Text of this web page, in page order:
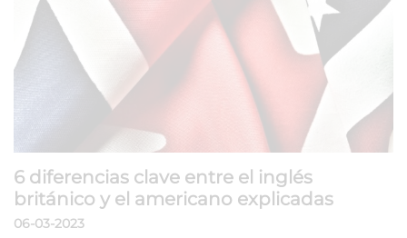
6 diferencias clave entre el inglés
británico y el americano explicadas
06-03-2023